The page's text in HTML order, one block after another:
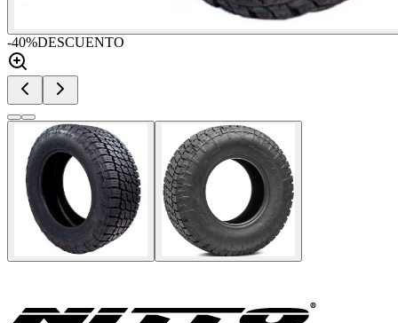
-40%DESCUENTO